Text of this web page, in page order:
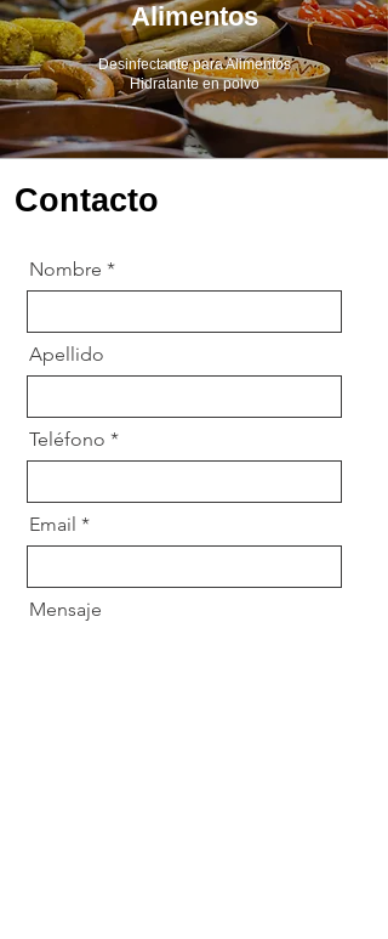
Alimentos
Desinfectante para Alimentos
Hidratante en polvo
Contacto
Nombre
Apellido
Teléfono
Email
Mensaje